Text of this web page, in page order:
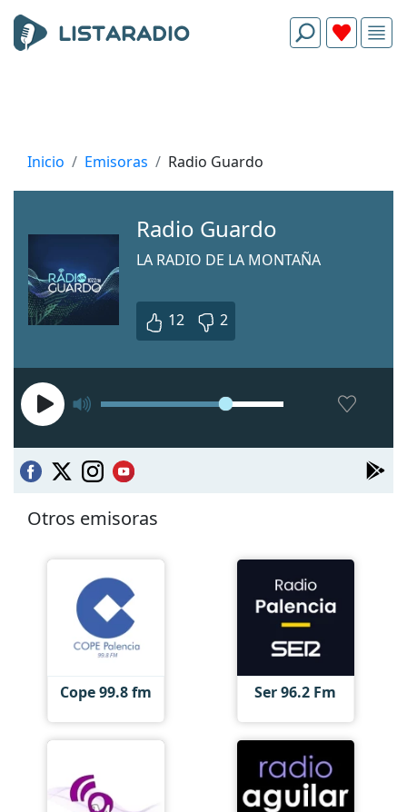
Inicio Emisoras Radio Guardo
Radio Guardo
LA RADIO DE LA MONTAÑA
12 2
Otros emisoras
Cope 99.8 fm Ser 96.2 Fm